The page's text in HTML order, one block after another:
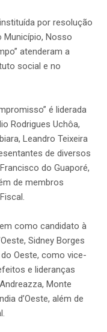
por resolução
Município, Nosso
atenderam a
social e no
é liderada
Rodrigues Uchôa,
Leandro Teixeira
de diversos
do Guaporé,
de membros
como candidato à
Sidney Borges
Oeste, como vice-
e lideranças
Monte
d’Oeste, além de